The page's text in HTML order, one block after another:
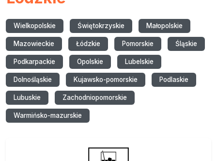
Wielkopolskie Świętokrzyskie Małopolskie
Mazowieckie Łódzkie Pomorskie Śląskie
Podkarpackie Opolskie Lubelskie
Dolnośląskie Kujawsko-pomorskie Podlaskie
Lubuskie Zachodniopomorskie
Warmińsko-mazurskie